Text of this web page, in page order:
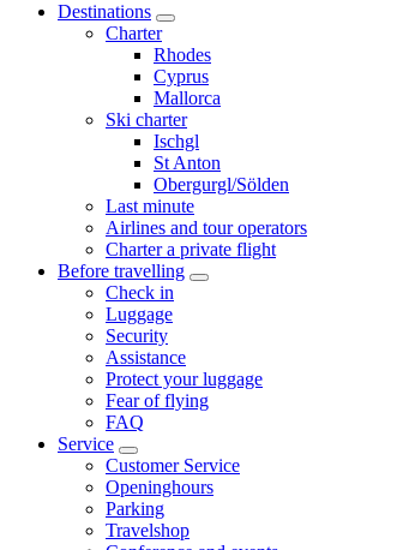
Destinations
Charter
Rhodes
Cyprus
Mallorca
Ski charter
Ischgl
St Anton
Obergurgl/Sölden
Last minute
Airlines and tour operators
Charter a private flight
Before travelling
Check in
Luggage
Security
Assistance
Protect your luggage
Fear of flying
FAQ
Service
Customer Service
Openinghours
Parking
Travelshop